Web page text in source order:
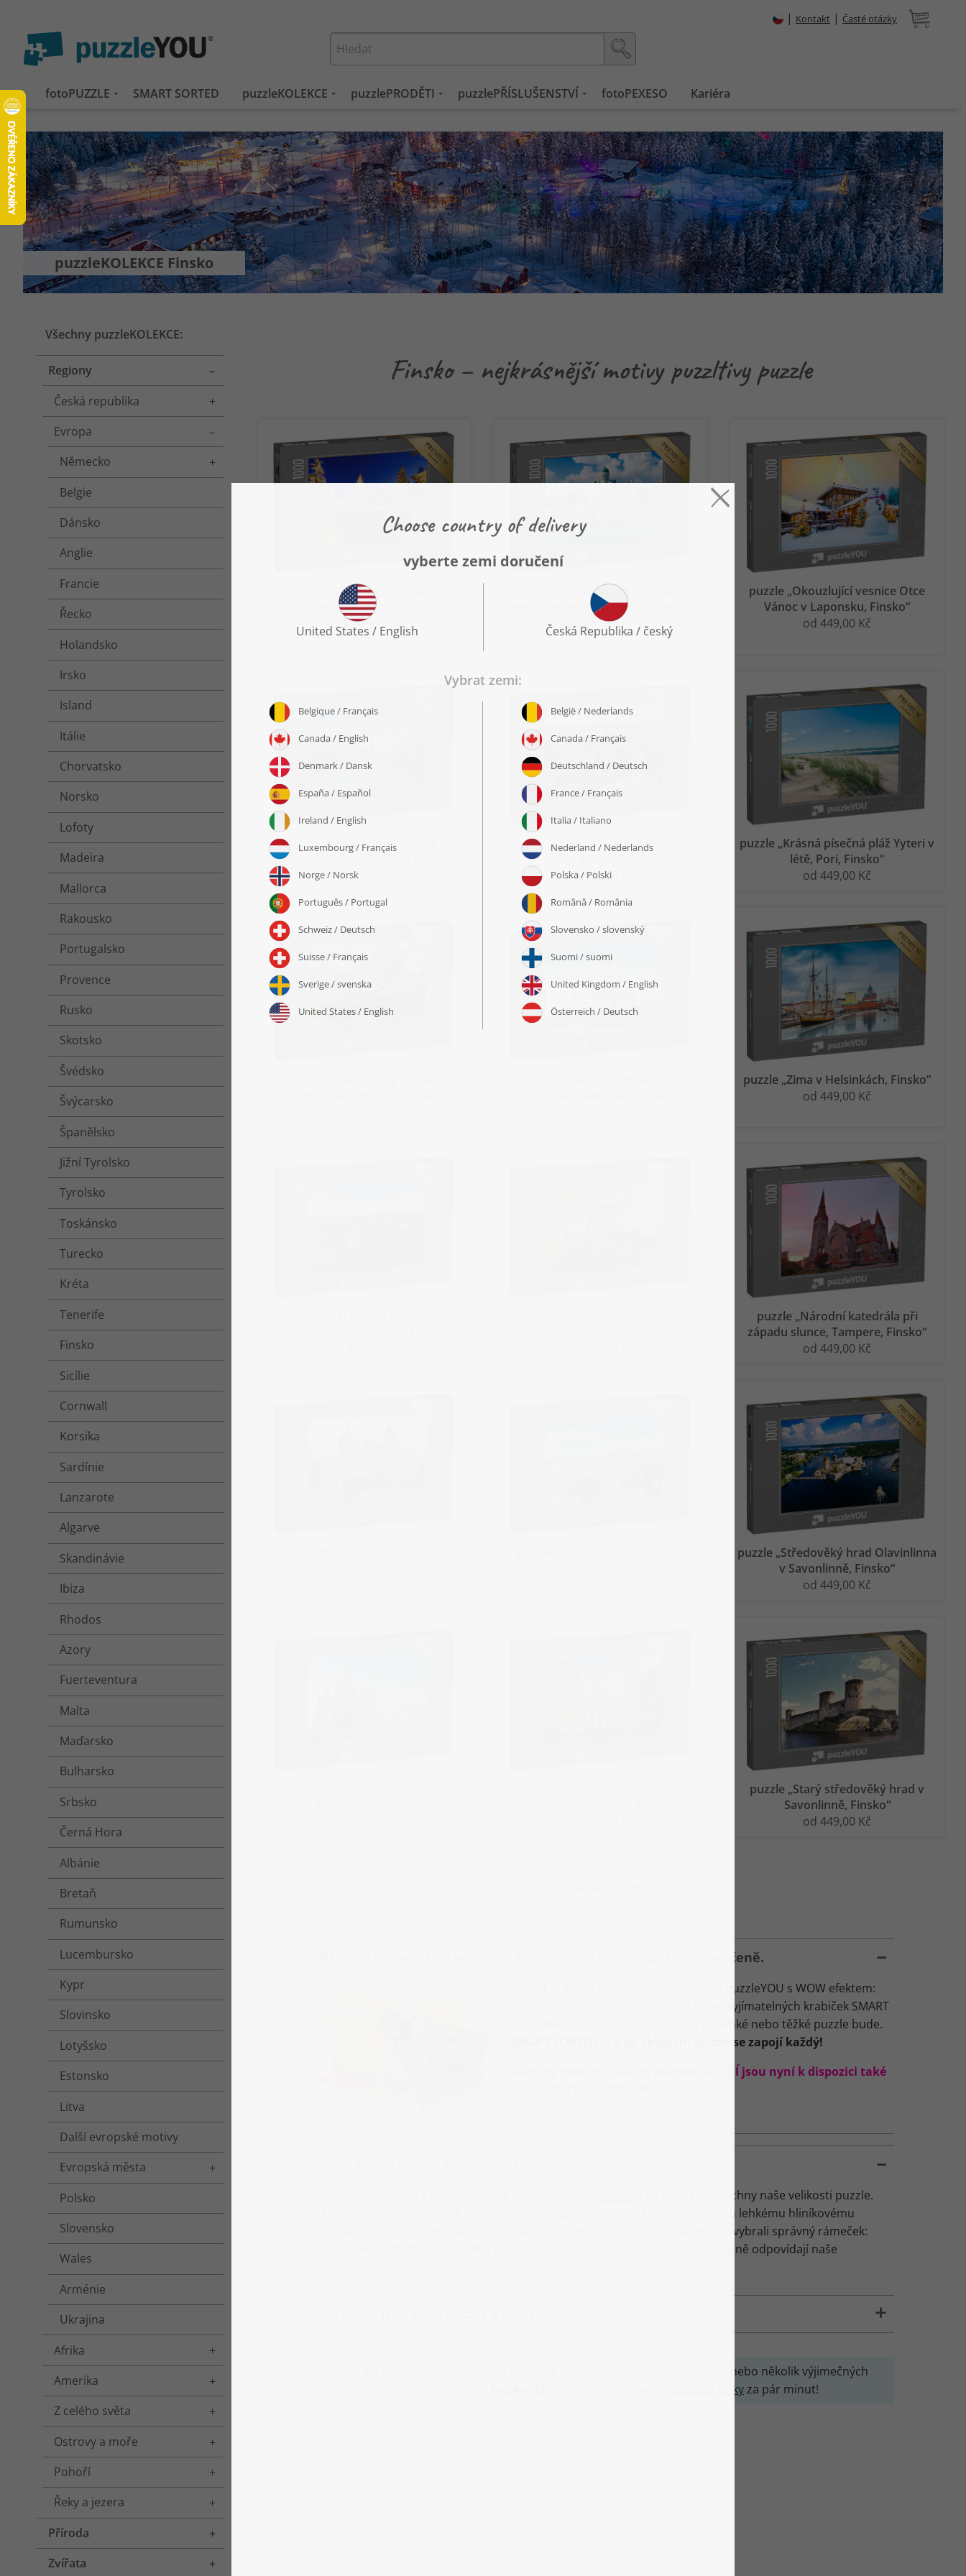
| Kontakt | Časté otázky
fotoPUZZLE SMART SORTED puzzleKOLEKCE puzzlePRODĚTI puzzlePŘÍSLUŠENSTVÍ fotoPEXESO Kariéra
puzzleKOLEKCE Finsko
Všechny puzzleKOLEKCE:
Regiony
Toggle menu
Česká republika
Toggle menu
Evropa
Toggle menu
Německo
Toggle menu
Belgie
Dánsko
Anglie
Francie
Řecko
Holandsko
Irsko
Island
Itálie
Chorvatsko
Norsko
Lofoty
Madeira
Mallorca
Rakousko
Portugalsko
Provence
Rusko
Skotsko
Švédsko
Švýcarsko
Španělsko
Jižní Tyrolsko
Tyrolsko
Toskánsko
Turecko
Kréta
Tenerife
Finsko
Sicílie
Cornwall
Korsika
Sardínie
Lanzarote
Algarve
Skandinávie
Ibiza
Rhodos
Azory
Fuerteventura
Malta
Maďarsko
Bulharsko
Srbsko
Černá Hora
Albánie
Bretaň
Rumunsko
Lucembursko
Kypr
Slovinsko
Lotyšsko
Estonsko
Litva
Další evropské motivy
Evropská města
Toggle menu
Polsko
Slovensko
Wales
Arménie
Ukrajina
Afrika
Toggle menu
Amerika
Toggle menu
Z celého světa
Toggle menu
Ostrovy a moře
Toggle menu
Pohoří
Toggle menu
Řeky a jezera
Toggle menu
Příroda
Toggle menu
Zvířata
Toggle menu
Finsko – nejkrásnější motivy puzzltivy puzzle
puzzle „Vánoční vesnička v
Rovaniemi v Laponsku v zimě,
Finsko“
od 449,00 Kč
puzzle „Letní panorama na starém
městském molu, Helsinky, Finsko“
od 449,00 Kč
puzzle „Okouzlující vesnice Otce
Vánoc v Laponsku, Finsko“
od 449,00 Kč
puzzle „Krásná zimní krajina u
zamrzlé řeky Aurajoki, Finsko“
od 449,00 Kč
puzzle „Barevné jaro v Helsinkách,
od 449,00 Kč
puzzle „Krásná písečná pláž Yyteri v
létě, Pori, Finsko“
od 449,00 Kč
puzzle „Zima v Helsinkách, Finsko“
od 449,00 Kč
puzzle „Národní katedrála při
západu slunce, Tampere, Finsko“
od 449,00 Kč
puzzle „Středověký hrad Olavinlinna
v Savonlinně, Finsko“
od 449,00 Kč
puzzle „Starý středověký hrad v
Savonlinně, Finsko“
od 449,00 Kč
NOVINKA! Chytrá alternativa. Každý motiv bude úspěšný – zaručeně.
SMART SORTED je exkluzivní vynález od puzzleYOU s WOW efektem:
vaše puzzle 1000 dílků roztříděné do 40 vyjímatelných krabiček SMART
po 25 dílkách. Sami se rozhodnete, jak lehké nebo těžké puzzle bude.
SMART SORTED … a do skládání puzzle se zapojí každý!
Všechny motivy z našich puzzleKOLEKCÍ jsou nyní k dispozici také
na míru pro všechny naše velikosti puzzle.
Motivy z našich puzzleKOLEKCÍ se stanou elegantním obrázkem díky našemu lehkému hliníkovému
rámečku ve stříbrném odstínu. Při nákupu se ujistěte, že jste pro své puzzle vybrali správný rámeček:
puzzle 48 - 500 dílků, 1000 dílků a 2000 dílků mají různé velikosti, kterým přesně odpovídají naše
Už jste o tom slyšeli? Vaše oblíbená fotografie jako skutečné puzzle nebo několik výjimečných
puzzle z fotkyza pár minut!